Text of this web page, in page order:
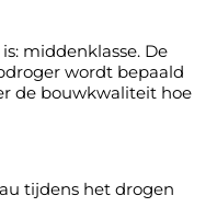
middenklasse. De
wordt bepaald
de bouwkwaliteit hoe
tijdens het drogen